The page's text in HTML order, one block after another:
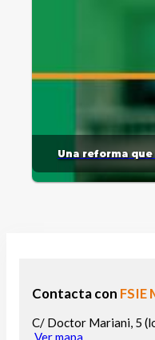
Una reforma
Contacta con FSIE
C/ Doctor Mariani, 5
Ver mapa